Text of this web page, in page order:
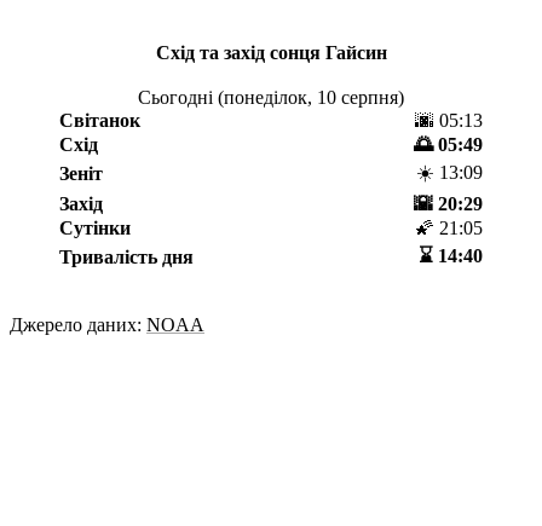
Схід та захід сонця Гайсин
Сьогодні (понеділок, 10 серпня)
Світанок
🌆 05:13
Схід
🌅 05:49
Зеніт
☀️ 13:09
Захід
🌇 20:29
Сутінки
🌠 21:05
Тривалість дня
⌛️ 14:40
Джерело даних: NOAA